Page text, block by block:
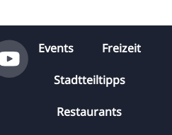
Events Freizeit
Stadtteiltipps
Restaurants